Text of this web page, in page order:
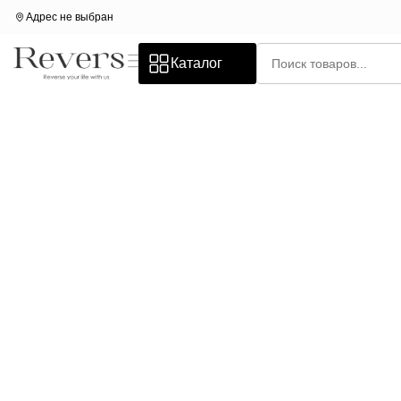
Адрес не выбран
Каталог